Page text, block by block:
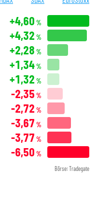
+4,60 %
+4,32 %
+2,28 %
+1,34%
+1,32 %
-2,35 %
-2,72 %
-3,67 %
-3,77 %
-6,50 %
Börse: Tradegate